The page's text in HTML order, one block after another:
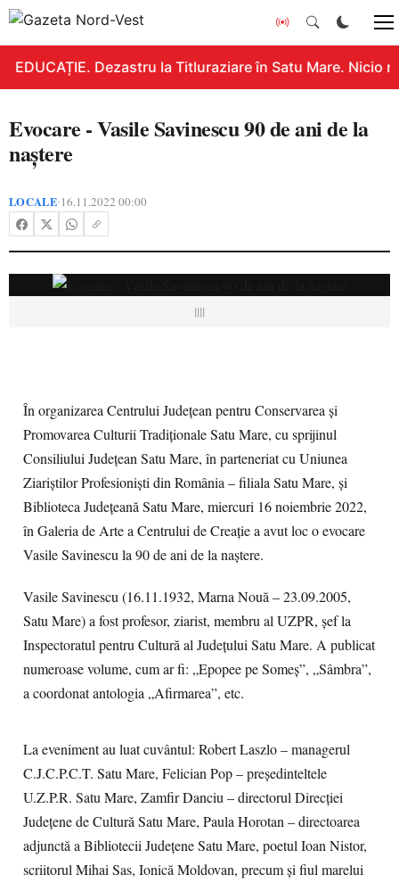
EDUCAȚIE. Dezastru la Titluraziare în Satu Mare. Nicio
Evocare - Vasile Savinescu 90 de ani de la
naștere
LOCALE•16.11.2022 00:00
||||
În organizarea Centrului Județean pentru Conservarea și
Promovarea Culturii Tradiționale Satu Mare, cu sprijinul
Consiliului Județean Satu Mare, în parteneriat cu Uniunea
Ziariștilor Profesioniști din România – filiala Satu Mare, și
Biblioteca Județeană Satu Mare, miercuri 16 noiembrie 2022,
în Galeria de Arte a Centrului de Creație a avut loc o evocare
Vasile Savinescu la 90 de ani de la naștere.
Vasile Savinescu (16.11.1932, Marna Nouă – 23.09.2005,
Satu Mare) a fost profesor, ziarist, membru al UZPR, șef la
Inspectoratul pentru Cultură al Județului Satu Mare. A publicat
numeroase volume, cum ar fi: „Epopee pe Someș”, „Sâmbra”,
a coordonat antologia „Afirmarea”, etc.
La eveniment au luat cuvântul: Robert Laszlo – managerul
C.J.C.P.C.T. Satu Mare, Felician Pop – președinteltele
U.Z.P.R. Satu Mare, Zamfir Danciu – directorul Direcției
Județene de Cultură Satu Mare, Paula Horotan – directoarea
adjunctă a Bibliotecii Județene Satu Mare, poetul Ioan Nistor,
scriitorul Mihai Sas, Ionică Moldovan, precum și fiul marelui